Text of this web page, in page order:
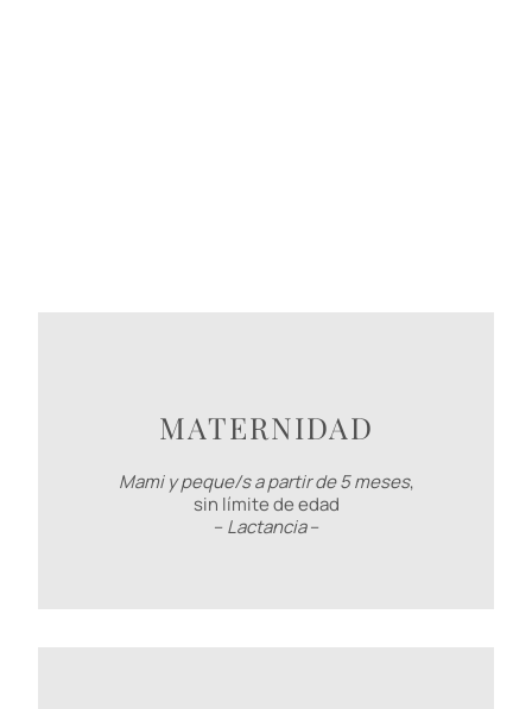
MATERNIDAD
Mami y peque/s a partir de 5 meses,
sin límite de edad
– Lactancia–